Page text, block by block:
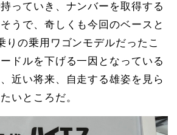
っていき、ナンバーを取得する
うで、奇しくも今回のベースと
りの乗用ワゴンモデルだったこ
ドルを下げる一因となっている
近い将来、自走する雄姿を見ら
いところだ。